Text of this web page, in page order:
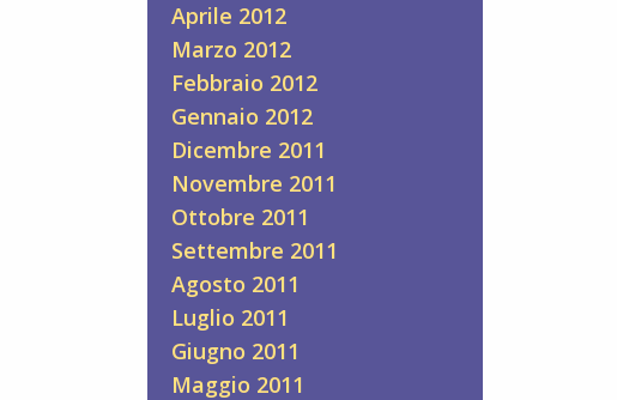
Aprile 2012
Marzo 2012
Febbraio 2012
Gennaio 2012
Dicembre 2011
Novembre 2011
Ottobre 2011
Settembre 2011
Agosto 2011
Luglio 2011
Giugno 2011
Maggio 2011